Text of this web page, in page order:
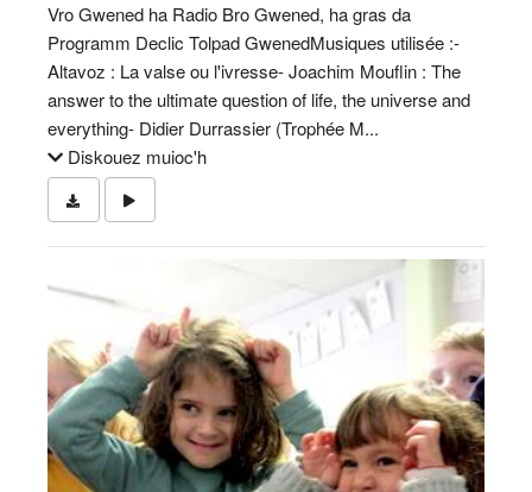
Vro Gwened ha Radio Bro Gwened, ha gras da
Programm Declic Tolpad GwenedMusiques utilisée :-
Altavoz : La valse ou l'ivresse- Joachim Mouflin : The
answer to the ultimate question of life, the universe and
everything- Didier Durrassier (Trophée M...
Diskouez muioc'h